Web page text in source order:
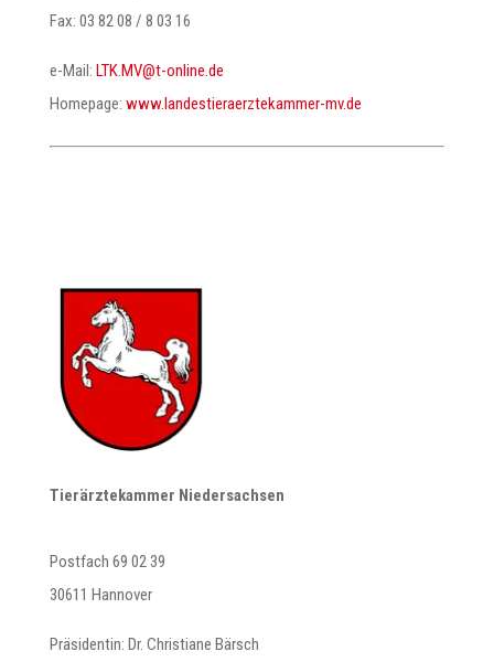
Fax: 03 82 08 / 8 03 16
e-Mail: ed.enilno-t
@VM.KTL
Homepage: www.landestieraerztekammer-mv.de
Tierärztekammer Niedersachsen
Postfach 69 02 39
30611 Hannover
Präsidentin: Dr. Christiane Bärsch